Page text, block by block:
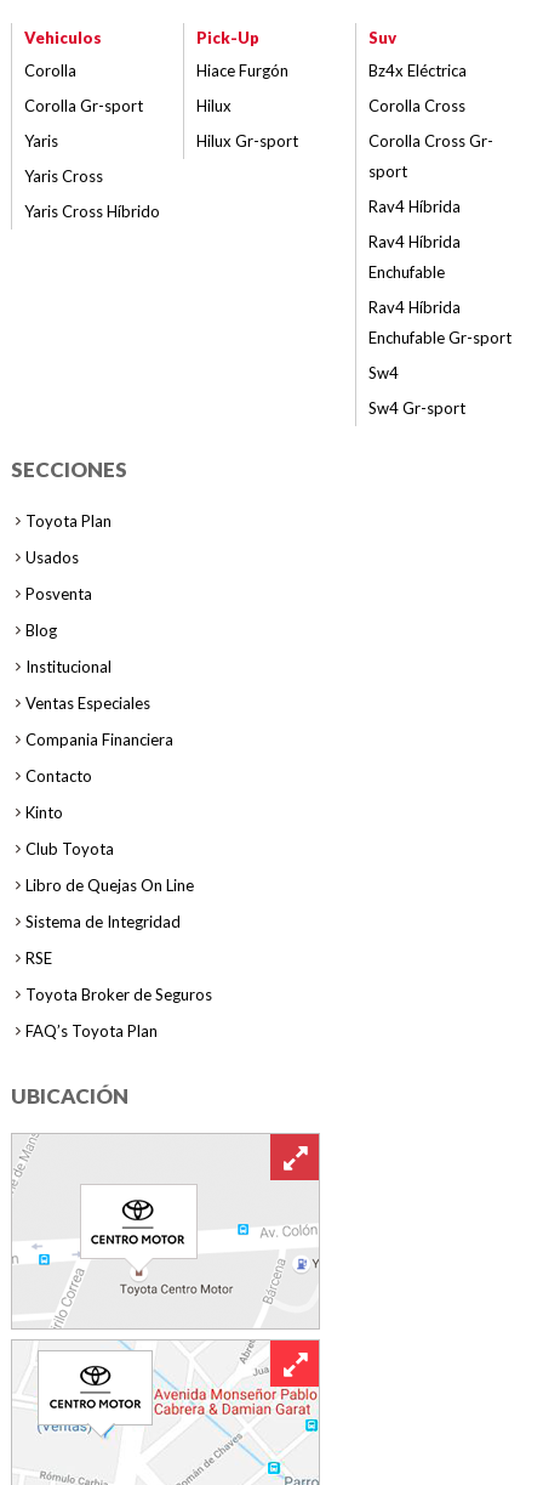
Vehiculos
Corolla
Corolla Gr-sport
Yaris
Yaris Cross
Yaris Cross Híbrido
Pick-Up
Hiace Furgón
Hilux
Hilux Gr-sport
Suv
Bz4x Eléctrica
Corolla Cross
Corolla Cross Gr-
sport
Rav4 Híbrida
Rav4 Híbrida
Enchufable
Rav4 Híbrida
Enchufable Gr-sport
Sw4
Sw4 Gr-sport
SECCIONES
Toyota Plan
Usados
Posventa
Blog
Institucional
Ventas Especiales
Compania Financiera
Contacto
Kinto
Club Toyota
Libro de Quejas On Line
Sistema de Integridad
RSE
Toyota Broker de Seguros
FAQ’s Toyota Plan
UBICACIÓN